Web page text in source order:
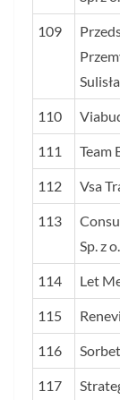
109
110
111 Team
112 Vsa
113
Sp. z
114 Let
115
116
117